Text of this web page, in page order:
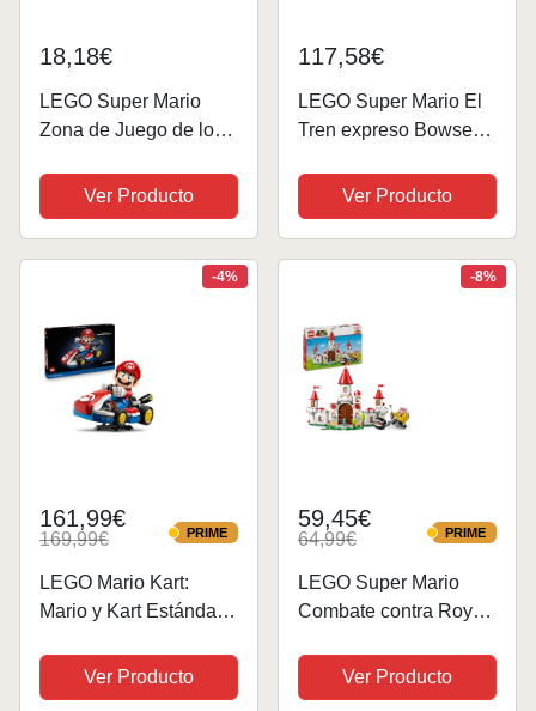
18,18€
LEGO Super Mario
Zona de Juego de los
Coleccionable de
Nintendo, Juego
Creativo con Balancín,
Videojuego, Regalo
para...
Ver Producto
117,58€
LEGO Super Mario El
Tren expreso Bowser -
2 Estaciones y 6
Figuras Inc. Hermano
Martillo y 2 Goombas -
Regalo Gamer para
Ver Producto
-4%
161,99€
169,99€ PRIME
PRIME
LEGO Mario Kart:
Mario y Kart Estándar -
para Adultos con
Figura Articulada - Set
Ver Producto
-8%
59,45€
64,99€ PRIME
PRIME
LEGO Super Mario
Combate contra Roy
Juguete de
Construcción con
Ver Producto